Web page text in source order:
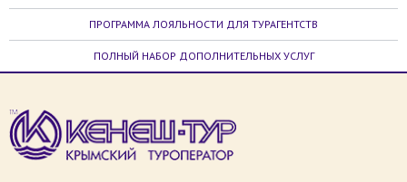
ПРОГРАММА ЛОЯЛЬНОСТИ ДЛЯ ТУРАГЕНТСТВ
ПОЛНЫЙ НАБОР ДОПОЛНИТЕЛЬНЫХ УСЛУГ